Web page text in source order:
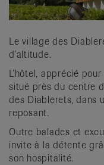
Le village des
d’altitude.
L’hôtel, apprécié
situé près du centre
des Diablerets, dans
reposant.
Outre balades et
invite à la détente
son hospitalité.